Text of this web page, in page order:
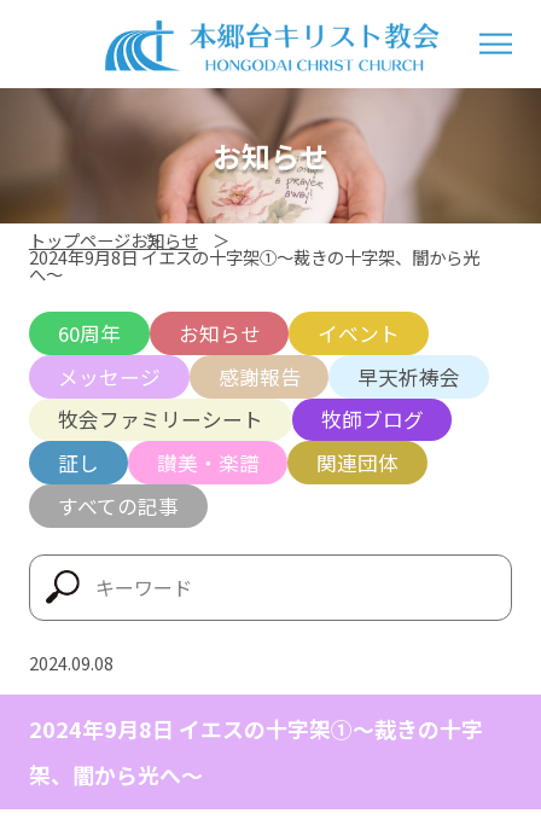
お知らせ
トップページお知らせ
2024年9月8日 イエスの十字架①〜裁きの十字架、闇から光
へ〜
60周年 お知らせ
イベント
メッセージ
感謝報告
早天祈祷会
牧会ファミリーシート
牧師ブログ
証し
讃美・楽譜
関連団体
すべての記事
2024.09.08
2024年9月8日 イエスの十字架①〜裁きの十字
架、闇から光へ〜